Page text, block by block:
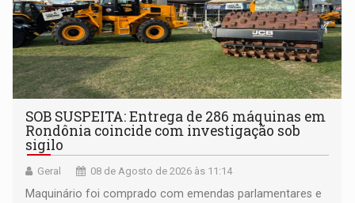
SOB SUSPEITA: Entrega de 286 máquinas em
Rondônia coincide com investigação sob
sigilo
Geral 08 de Agosto de 2026 às 11:14
Maquinário foi comprado com emendas parlamentares e